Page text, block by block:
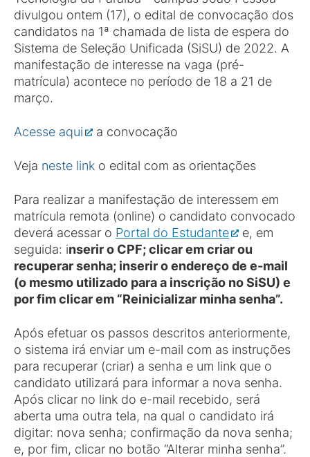
divulgou ontem (17), o edital de convocação dos
candidatos na 1ª chamada de lista de espera do
Sistema de Seleção Unificada (SiSU) de 2022. A
manifestação de interesse na vaga (pré-
matrícula) acontece no período de 18 a 21 de
março.
Acesse aqui a convocação
Veja neste link o edital com as orientações
Para realizar a manifestação de interessem em
matrícula remota (online) o candidato convocado
deverá acessar o Portal do Estudante
e, em
seguida: inserir o CPF; clicar em criar ou
recuperar senha; inserir o endereço de e-mail
(o mesmo utilizado para a inscrição no SiSU) e
por fim clicar em “Reinicializar minha senha”.
Após efetuar os passos descritos anteriormente,
o sistema irá enviar um e-mail com as instruções
para recuperar (criar) a senha e um link que o
candidato utilizará para informar a nova senha.
Após clicar no link do e-mail recebido, será
aberta uma outra tela, na qual o candidato irá
digitar: nova senha; confirmação da nova senha;
e, por fim, clicar no botão “Alterar minha senha”.